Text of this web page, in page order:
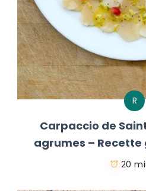
R
Carpaccio de
agrumes –
20